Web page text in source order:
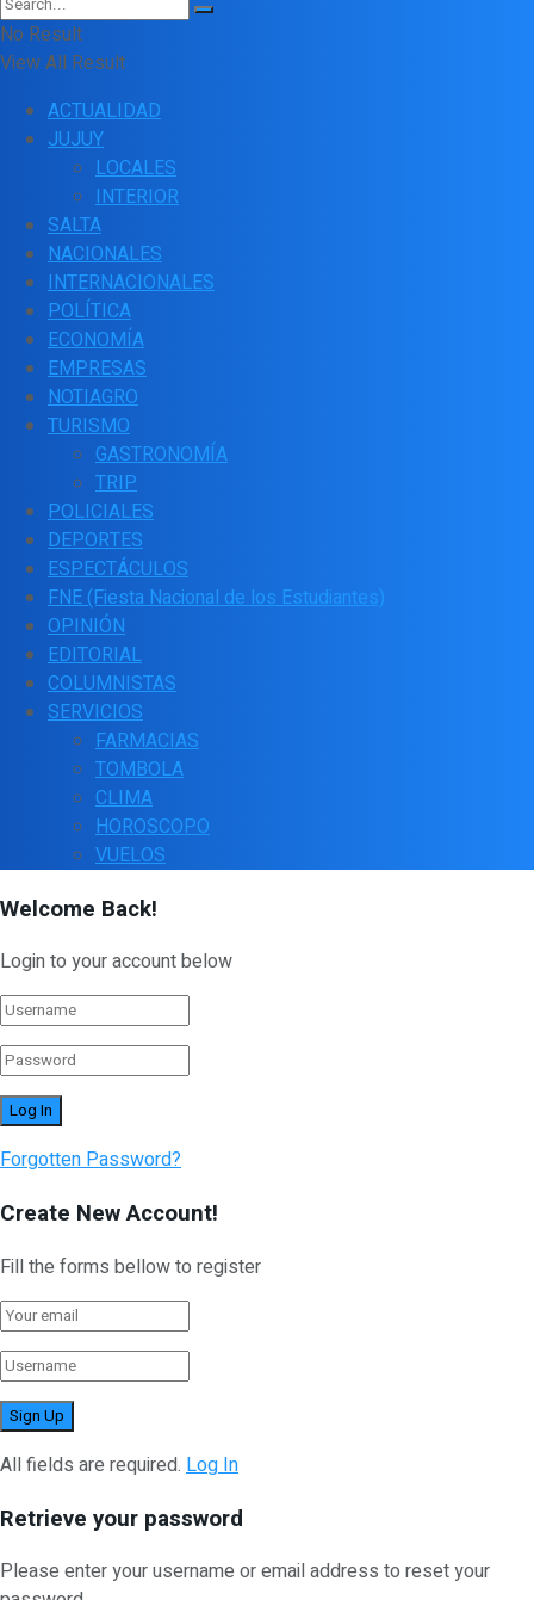
No Result
View All Result
ACTUALIDAD
JUJUY
LOCALES
INTERIOR
SALTA
NACIONALES
INTERNACIONALES
POLÍTICA
ECONOMÍA
EMPRESAS
NOTIAGRO
TURISMO
GASTRONOMÍA
TRIP
POLICIALES
DEPORTES
ESPECTÁCULOS
FNE (Fiesta Nacional de los Estudiantes)
OPINIÓN
EDITORIAL
COLUMNISTAS
SERVICIOS
FARMACIAS
TOMBOLA
CLIMA
HOROSCOPO
VUELOS
Welcome Back!
Login to your account below
Forgotten Password?
Create New Account!
Fill the forms bellow to register
All fields are required. Log In
Retrieve your password
Please enter your username or email address to reset your